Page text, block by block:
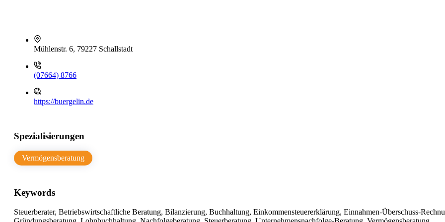
Mühlenstr. 6, 79227 Schallstadt
(07664) 8766
https://buergelin.de
Spezialisierungen
Vermögensberatung
Keywords
Steuerberater, Betriebswirtschaftliche Beratung, Bilanzierung, Buchhaltung, Einkommensteuererklärung, Einnahmen-Überschuss-